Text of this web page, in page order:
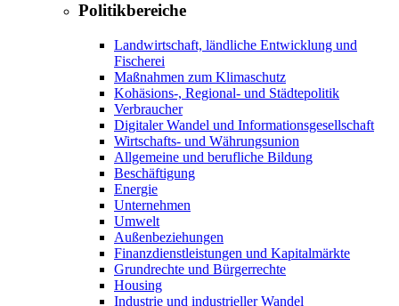
Politikbereiche
Landwirtschaft, ländliche Entwicklung und
Fischerei
Maßnahmen zum Klimaschutz
Kohäsions-, Regional- und Städtepolitik
Verbraucher
Digitaler Wandel und Informationsgesellschaft
Wirtschafts- und Währungsunion
Allgemeine und berufliche Bildung
Beschäftigung
Energie
Unternehmen
Umwelt
Außenbeziehungen
Finanzdienstleistungen und Kapitalmärkte
Grundrechte und Bürgerrechte
Housing
Industrie und industrieller Wandel